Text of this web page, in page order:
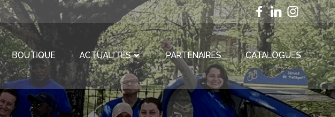
BOUTIQUE ACTUALITÉS PARTENAIRES CATALOGUES